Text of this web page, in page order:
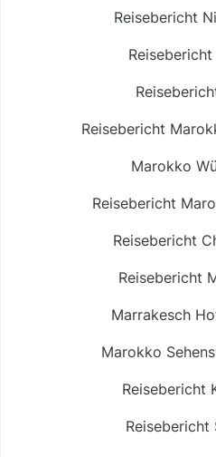
Reisebericht
Reisebericht
Marokko
Reisebericht
Reisebericht
Reisebericht
Marrakesch
Marokko
Reisebericht
Reisebericht